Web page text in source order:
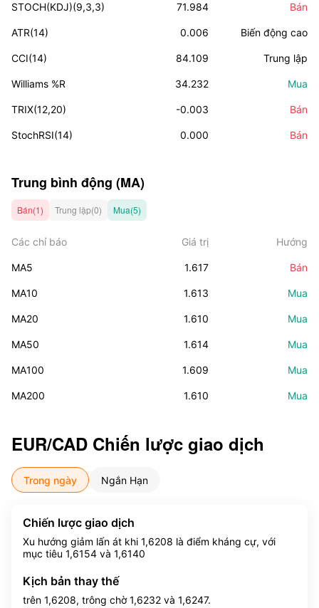
STOCH(KDJ)(9,3,3) 71.984 Bán
ATR(14) 0.006 Biến động cao
CCI(14) 84.109 Trung lập
Williams %R 34.232 Mua
TRIX(12,20) -0.003 Bán
StochRSI(14) 0.000 Bán
Trung bình động (MA)
Bán(1) Trung lập(0) Mua(5)
Các chỉ báo Giá trị Hướng
MA5 1.617 Bán
MA10 1.613 Mua
MA20 1.610 Mua
MA50 1.614 Mua
MA100 1.609 Mua
MA200 1.610 Mua
EUR/CAD Chiến lược giao dịch
Trong ngày Ngắn Hạn
Chiến lược giao dịch
Xu hướng giảm lấn át khi 1,6208 là điểm kháng cự, với
mục tiêu 1,6154 và 1,6140
Kịch bản thay thế
trên 1,6208, trông chờ 1,6232 và 1,6247.